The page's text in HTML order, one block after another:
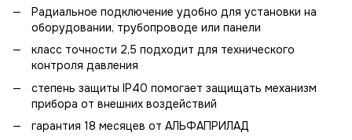
Радиальное подключение удобно для установки на
оборудовании, трубопроводе или панели
класс точности 2,5 подходит для технического
контроля давления
степень защиты IP40 помогает защищать механизм
прибора от внешних воздействий
гарантия 18 месяцев от АЛЬФАПРИЛАД